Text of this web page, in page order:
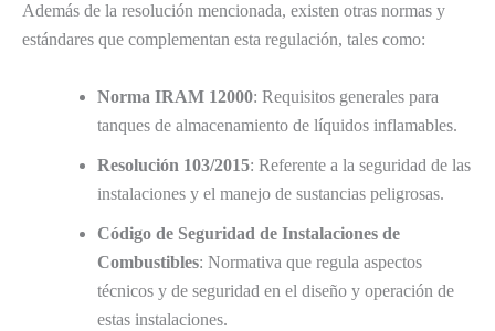
Además de la resolución mencionada, existen otras normas y
estándares que complementan esta regulación, tales como:
Norma IRAM 12000: Requisitos generales para
tanques de almacenamiento de líquidos inflamables.
Resolución 103/2015: Referente a la seguridad de las
instalaciones y el manejo de sustancias peligrosas.
Código de Seguridad de Instalaciones de
Combustibles: Normativa que regula aspectos
técnicos y de seguridad en el diseño y operación de
estas instalaciones.